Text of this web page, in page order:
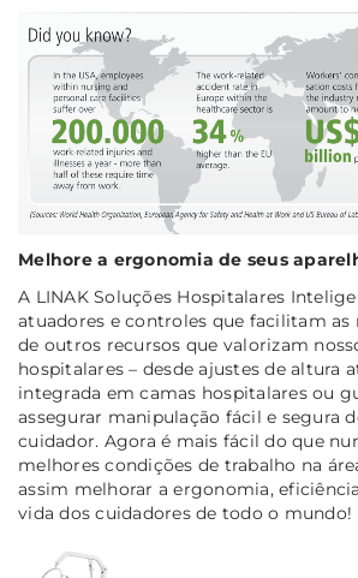
Melhore a ergonomia de seus
A LINAK Soluções Hospitalares
atuadores e controles que facilitam as
de outros recursos que valorizam
hospitalares – desde ajustes de altura
integrada em camas hospitalares ou
assegurar manipulação fácil e segura
cuidador. Agora é mais fácil do que
melhores condições de trabalho na
assim melhorar a ergonomia,
vida dos cuidadores de todo o mundo!